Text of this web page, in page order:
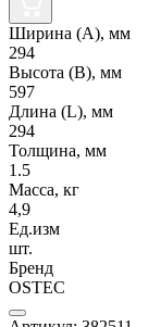
Ширина (А), мм
294
Высота (В), мм
597
Длина (L), мм
294
Толщина, мм
1.5
Масса, кг
4,9
Ед.изм
шт.
Бренд
OSTEC